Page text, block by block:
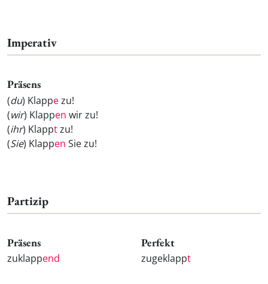
Imperativ
Präsens
(du) Klappezu!
(wir) Klappen wir zu!
(ihr) Klapptzu!
(Sie) Klappen Sie zu!
Partizip
Präsens
zuklappend
Perfekt
zugeklappt